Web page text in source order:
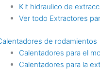
Kit hidraulico de
Ver todo Extractores
de rodamientos
Calentadores para el
Calentadores para la